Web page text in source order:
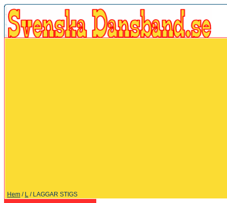
Hem / L / LAGGAR STIGS